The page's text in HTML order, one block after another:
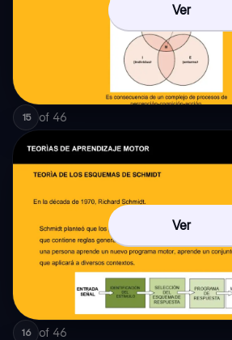
Ver
15 of 46
Ver
16 of 46